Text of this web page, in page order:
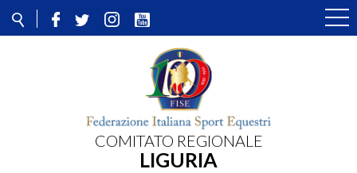
COMITATO REGIONALE
LIGURIA